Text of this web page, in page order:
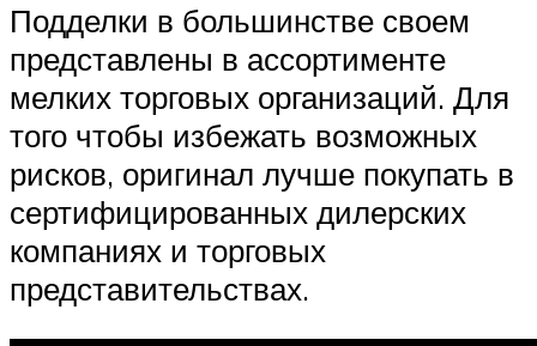
Подделки в большинстве своем
представлены в ассортименте
мелких торговых организаций. Для
того чтобы избежать возможных
рисков, оригинал лучше покупать в
сертифицированных дилерских
компаниях и торговых
представительствах.